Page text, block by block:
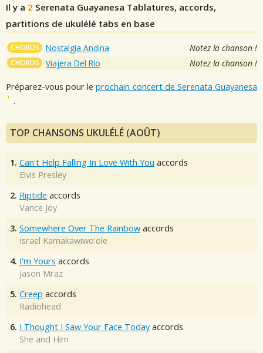
Il y a 2 Serenata Guayanesa Tablatures, accords,
partitions de ukulélé tabs en base
CHORDS Nostalgia Andina Notez la chanson !
CHORDS Viajera Del Río Notez la chanson !
Préparez-vous pour leprochain concert de Serenata Guayanesa
.
TOP CHANSONS UKULÉLÉ (AOÛT)
1. Can't Help Falling In Love With You accords
Elvis Presley
2. Riptide accords
Vance Joy
3. Somewhere Over The Rainbow accords
Israel Kamakawiwo'ole
4. I'm Yours accords
Jason Mraz
5. Creep accords
Radiohead
6. I Thought I Saw Your Face Today accords
She and Him